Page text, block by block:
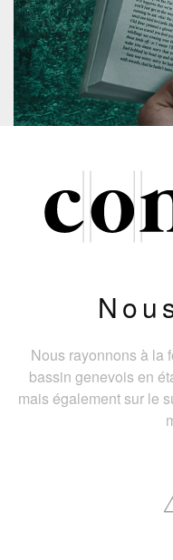
Nous rayonnons à la
bassin genevois en
mais également sur le